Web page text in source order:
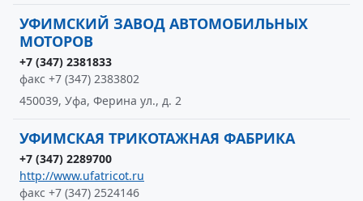
УФИМСКИЙ ЗАВОД АВТОМОБИЛЬНЫХ
МОТОРОВ
+7 (347) 2381833
факс +7 (347) 2383802
450039, Уфа, Ферина ул., д. 2
УФИМСКАЯ ТРИКОТАЖНАЯ ФАБРИКА
+7 (347) 2289700
http://www.ufatricot.ru
факс +7 (347) 2524146